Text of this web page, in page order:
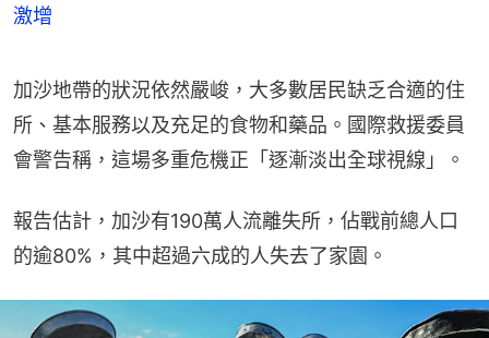
激增
加沙地帶的狀況依然嚴峻，大多數居民缺乏合適的住
所、基本服務以及充足的食物和藥品。國際救援委員
會警告稱，這場多重危機正「逐漸淡出全球視線」。
報告估計，加沙有190萬人流離失所，佔戰前總人口
的逾80%，其中超過六成的人失去了家園。